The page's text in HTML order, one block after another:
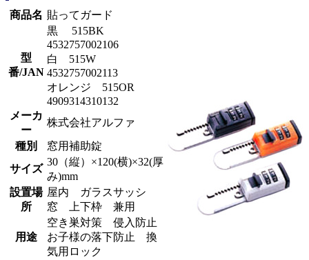
商品名 貼ってガード
型
番/JAN
黒 515BK
4532757002106
白 515W
4532757002113
オレンジ 515OR
4909314310132
メーカ
ー
株式会社アルファ
種別
窓用補助錠
サイズ
30（縦）×120(横)×32(厚
み)mm
設置場
所
屋内 ガラスサッシ
窓 上下枠 兼用
用途
空き巣対策 侵入防止
お子様の落下防止 換
気用ロック